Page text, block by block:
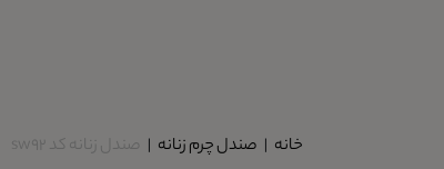
خانه | صندل چرم زنانه | صندل زنانه کد sw92